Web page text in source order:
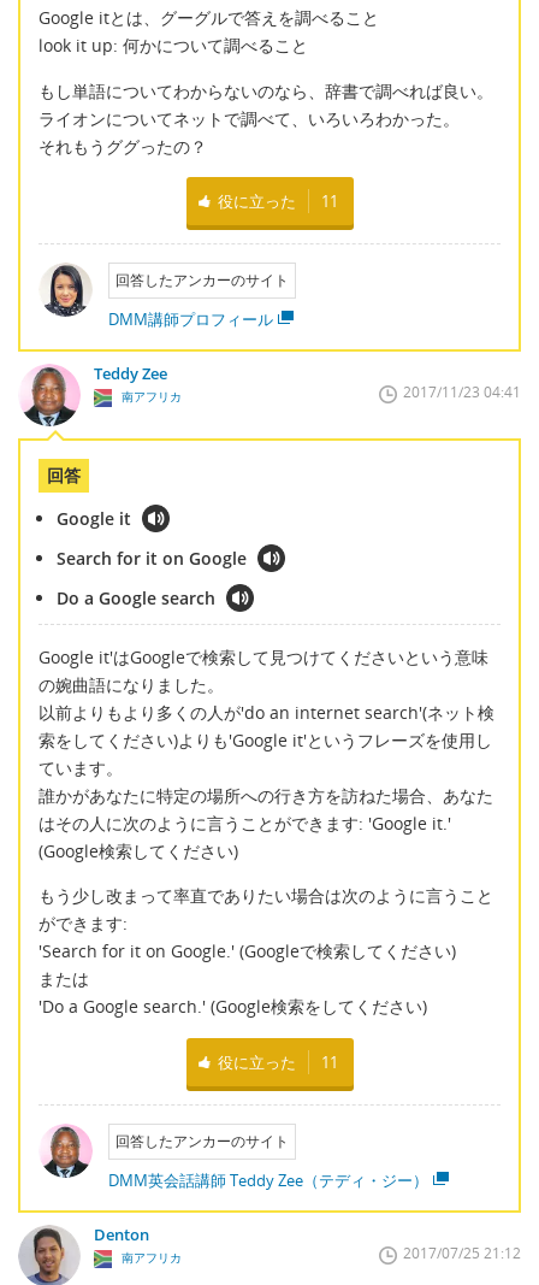
Google itとは、グーグルで答えを調べること
look it up: 何かについて調べること
もし単語についてわからないのなら、辞書で調べれば良い。
ライオンについてネットで調べて、いろいろわかった。
それもうググったの？
役に立った 11
回答したアンカーのサイト
DMM講師プロフィール
Teddy Zee
南アフリカ 2017/11/23 04:41
回答
Google it
Search for it on Google
Do a Google search
Google it'はGoogleで検索して見つけてくださいという意味
の婉曲語になりました。
以前よりもより多くの人が'do an internet search'(ネット検
索をしてください)よりも'Google it'というフレーズを使用し
ています。
誰かがあなたに特定の場所への行き方を訪ねた場合、あなた
はその人に次のように言うことができます: 'Google it.'
(Google検索してください)
もう少し改まって率直でありたい場合は次のように言うこと
ができます:
'Search for it on Google.' (Googleで検索してください)
または
'Do a Google search.' (Google検索をしてください)
役に立った 11
回答したアンカーのサイト
DMM英会話講師 Teddy Zee（テディ・ジー）
Denton
南アフリカ 2017/07/25 21:12